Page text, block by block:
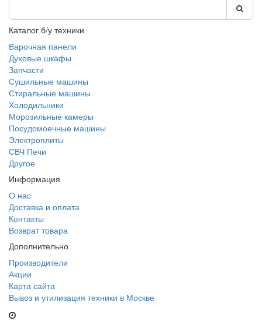
Каталог б/у техники
Варочная панели
Духовые шкафы
Запчасти
Сушильные машины
Стиральные машины
Холодильники
Морозильные камеры
Посудомоечные машины
Электроплиты
СВЧ Печи
Другое
Информация
О нас
Доставка и оплата
Контакты
Возврат товара
Дополнительно
Производители
Акции
Карта сайта
Вывоз и утилизация техники в Москве